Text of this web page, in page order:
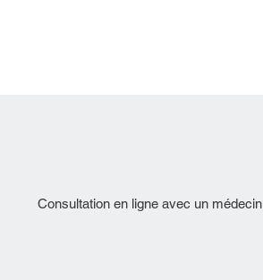
Consultation en ligne avec un médecin